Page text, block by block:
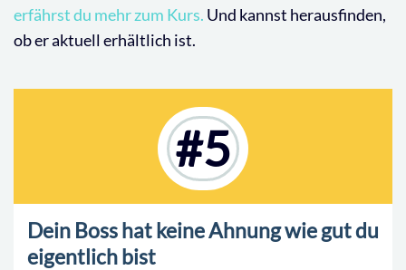
erfährst du mehr zum Kurs. Und kannst herausfinden,
ob er aktuell erhältlich ist.
#5
Dein Boss hat keine Ahnung wie gut du
eigentlich bist